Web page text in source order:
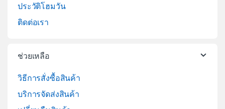
ประวัติโฮมวัน
ติดต่อเรา
ช่วยเหลือ
วิธีการสั่งซื้อสินค้า
บริการจัดส่งสินค้า